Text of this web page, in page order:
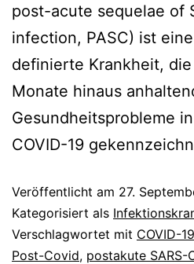
post-acute sequelae of
infection, PASC) ist
definierte Krankheit,
Monate hinaus
Gesundheitsprobleme
COVID-19
Veröffentlicht am 27.
Kategorisiert als
Verschlagwortet mit COVID-19
Post-Covid, postakute